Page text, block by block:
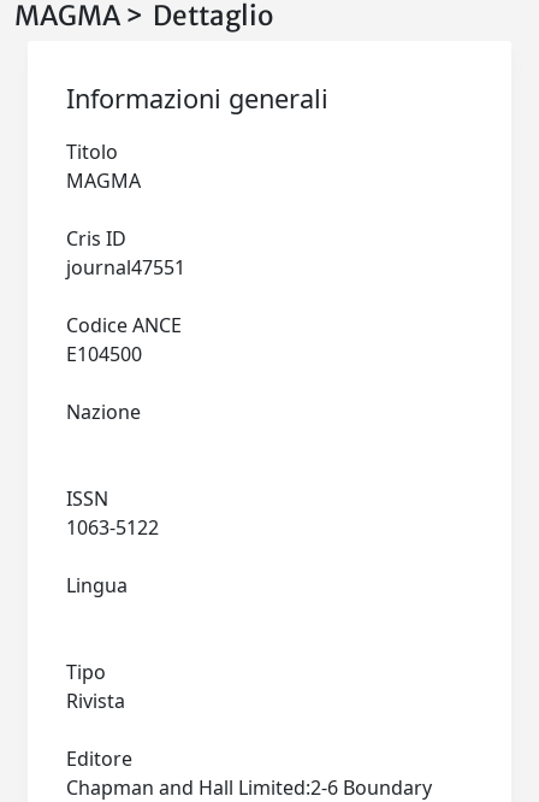
MAGMA > Dettaglio
Informazioni generali
Titolo
Cris ID
Codice ANCE
Nazione
ISSN
Lingua
Tipo
Rivista
Editore
Chapman and Hall Limited:2-6 Boundary